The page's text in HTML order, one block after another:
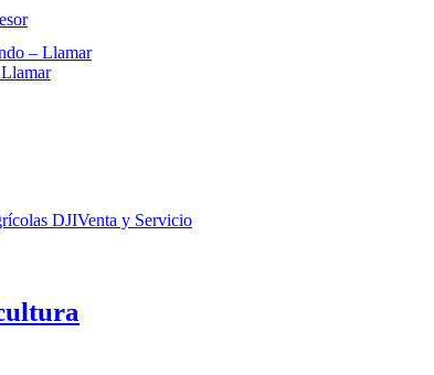
– Llamar
DJIVenta y Servicio